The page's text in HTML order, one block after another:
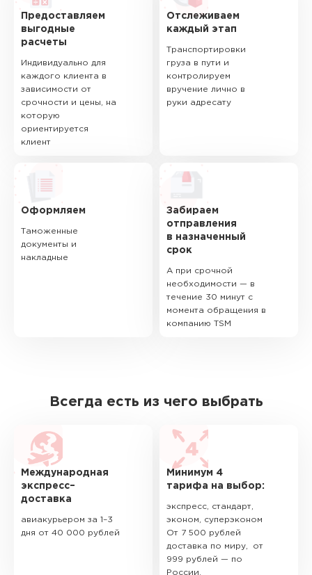
Предоставляем
выгодные
расчеты
Индивидуально для
каждого клиента в
зависимости от
срочности и цены, на
которую
ориентируется
клиент
Отслеживаем
каждый этап
Транспортировки
груза в пути и
контролируем
вручение лично в
руки адресату
Оформляем
Таможенные
документы и
накладные
Забираем
отправления
в назначенный
срок
А при срочной
необходимости — в
течение 30 минут с
момента обращения в
компанию TSM
Всегда есть из чего выбрать
Международная
экспресс–
доставка
авиакурьером за 1–3
дня от 40 000 рублей
Минимум 4
тарифа на выбор:
экспресс, стандарт,
эконом, суперэконом
От 7 500 рублей
доставка по миру, от
999 рублей — по
России.